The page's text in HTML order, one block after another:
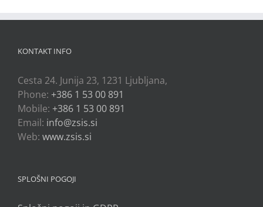
KONTAKT INFO
Cesta 24. Junija 23, 1231 Ljubljana,
Phone: +386 1 53 00 891
Mobile: +386 1 53 00 891
Email: info@zsis.si
Web: www.zsis.si
SPLOŠNI POGOJI